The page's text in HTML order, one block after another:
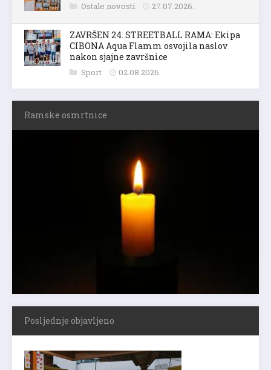
Ostale novosti 27.07.2026.
ZAVRŠEN 24. STREETBALL RAMA: Ekipa
CIBONA Aqua Flamm osvojila naslov
nakon sjajne završnice
Sport 02.08.2026.
Ramske osmrtnice
Posljednje objavljeno